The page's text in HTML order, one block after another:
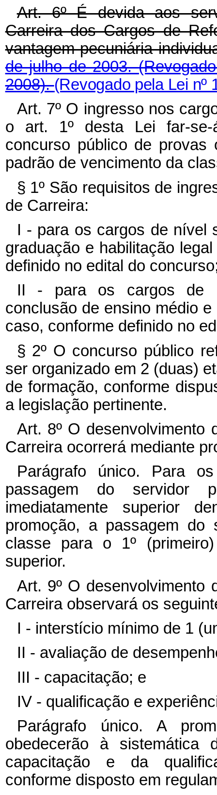
Art. 6º É devida aos
Carreira dos Cargos de
vantagem pecuniária
de julho de 2003.
2008).(Revogado pela Lei nº
Art. 7º O ingresso nos
o art. 1º desta Lei far-se-
concurso público de
padrão de vencimento da
§ 1º São requisitos de
de Carreira:
I - para os cargos de nível
graduação e habilitação
definido no edital do
II - para os cargos de
conclusão de ensino médio
caso, conforme definido no
§ 2º O concurso público
ser organizado em 2 (duas)
de formação, conforme
a legislação pertinente.
Art. 8º O desenvolvimento
Carreira ocorrerá mediante
Parágrafo único. Para
passagem do servidor
imediatamente superior
promoção, a passagem
classe para o 1º
superior.
Art. 9º O desenvolvimento
Carreira observará os
I - interstício mínimo de 1
II - avaliação de
III - capacitação; e
IV - qualificação e
Parágrafo único. A
obedecerão à sistemática
capacitação e da
conforme disposto em